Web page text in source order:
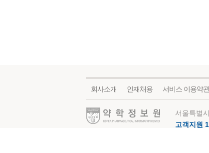
회사소개 인재채용 서비스 이용약관
약학정보원
서울특별
고객지원